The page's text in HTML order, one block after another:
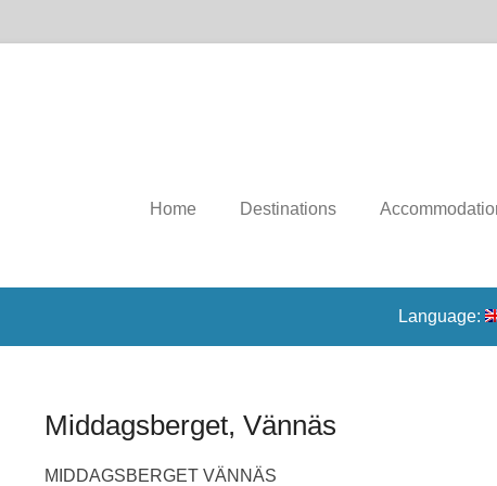
Home Destinations
Language:
Middagsberget, Vännäs
MIDDAGSBERGET VÄNNÄS